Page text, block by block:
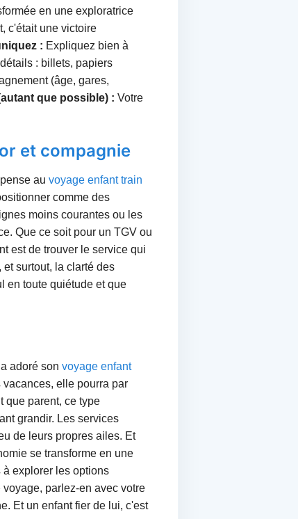
en une exploratrice
c'était une victoire
: Expliquez bien à
: billets, papiers
(âge, gares,
que possible) : Votre
et compagnie
au voyage enfant train
comme des
moins courantes ou les
Que ce soit pour un TGV ou
est de trouver le service qui
surtout, la clarté des
en toute quiétude et que
adoré son voyage enfant
elle pourra par
que parent, ce type
grandir. Les services
de leurs propres ailes. Et
se transforme en une
explorer les options
parlez-en avec votre
Et un enfant fier de lui, c'est